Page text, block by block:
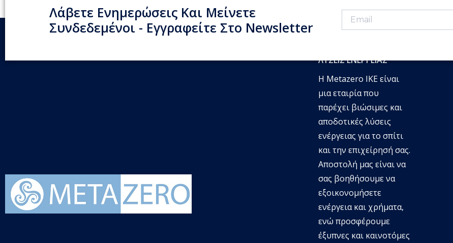
Λάβετε Ενημερώσεις Και Μείνετε
Συνδεδεμένοι - Εγγραφείτε Στο Newsletter
ΛΎΣΕΙΣ ΕΝΈΡΓΕΙΑΣ
H Metazero IKE είναι
μια εταιρία που
παρέχει βιώσιμες και
αποδοτικές λύσεις
ενέργειας για το σπίτι
και την επιχείρησή σας.
Aποστολή μας είναι να
σας βοηθήσουμε να
εξοικονομήσετε
ενέργεια και χρήματα,
ενώ προσφέρουμε
έξυπνες και καινοτόμες